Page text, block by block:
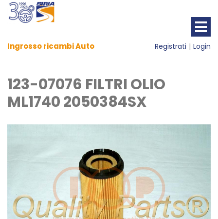
Ingrosso ricambi Auto Registrati Login
123-07076 FILTRI OLIO
ML1740 2050384SX